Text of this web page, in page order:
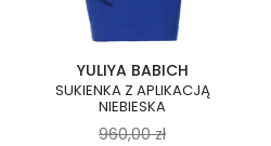
YULIYA BABICH
SUKIENKA Z APLIKACJĄ
NIEBIESKA
960,00 zł